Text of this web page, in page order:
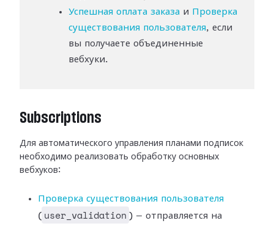
Успешная оплата заказа и Проверка
существования пользователя, если
вы получаете объединенные
вебхуки.
Subscriptions
Для автоматического управления планами подписок
необходимо реализовать обработку основных
вебхуков:
Проверка существования пользователя
( user_validation ) — отправляется на